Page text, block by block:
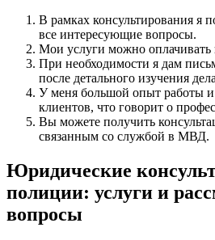
В рамках консультирования я
все интересующие вопросы.
Мои услуги можно оплачивать
При необходимости я дам
после детального изучения
У меня большой опыт работы
клиентов, что говорит о
Вы можете получить
связанным со службой в МВД.
Юридические
полиции: услуги и
вопросы